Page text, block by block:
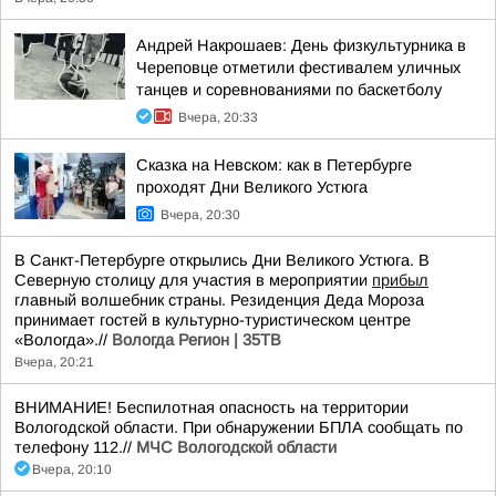
Андрей Накрошаев: День физкультурника в
Череповце отметили фестивалем уличных
танцев и соревнованиями по баскетболу
Вчера, 20:33
Сказка на Невском: как в Петербурге
проходят Дни Великого Устюга
Вчера, 20:30
В Санкт-Петербурге открылись Дни Великого Устюга. В
Северную столицу для участия в мероприятии прибыл
главный волшебник страны. Резиденция Деда Мороза
принимает гостей в культурно-туристическом центре
«Вологда».// Вологда Регион | 35ТВ
Вчера, 20:21
ВНИМАНИЕ! Беспилотная опасность на территории
Вологодской области. При обнаружении БПЛА сообщать по
телефону 112.// МЧС Вологодской области
Вчера, 20:10